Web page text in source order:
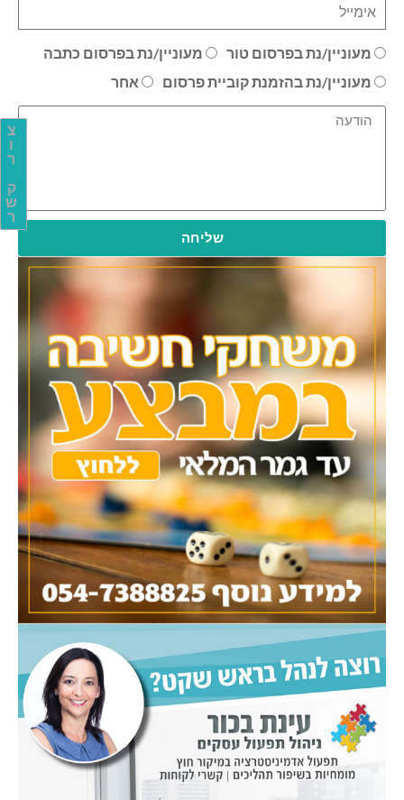
צ
ו
ר
ק
ש
ר
מעוניין/נת בפרסום טור
מעוניין/נת בפרסום כתבה
מעוניין/נת בהזמנת קוביית פרסום
אחר
שליחה